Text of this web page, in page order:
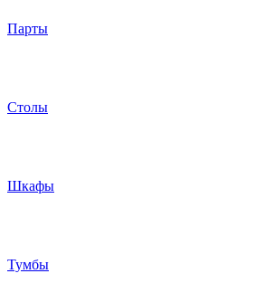
Парты
Столы
Шкафы
Тумбы